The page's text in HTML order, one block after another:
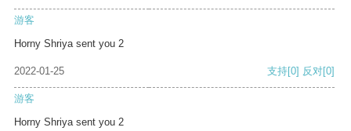
游客
Horny Shriya sent you 2
2022-01-25 支持[0] 反对[0]
游客
Horny Shriya sent you 2